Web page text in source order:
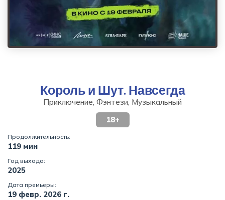
Король и Шут. Навсегда
Приключение, Фэнтези, Музыкальный
18+
Продолжительность:
119 мин
Год выхода:
2025
Дата премьеры:
19 февр. 2026 г.